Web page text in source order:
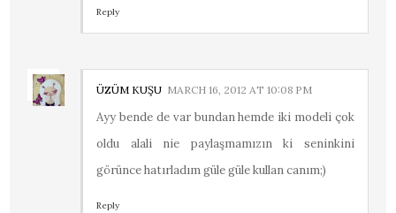
Reply
ÜZÜM KUŞU MARCH 16, 2012 AT 10:08 PM
Ayy bende de var bundan hemde iki modeli çok
oldu alali nie paylaşmamızın ki seninkini
görünce hatırladım güle güle kullan canım;)
Reply